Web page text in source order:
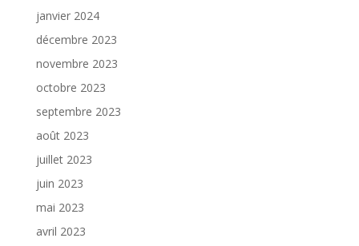
janvier 2024
décembre 2023
novembre 2023
octobre 2023
septembre 2023
août 2023
juillet 2023
juin 2023
mai 2023
avril 2023